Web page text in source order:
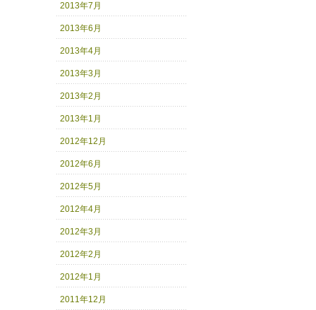
2013年7月
2013年6月
2013年4月
2013年3月
2013年2月
2013年1月
2012年12月
2012年6月
2012年5月
2012年4月
2012年3月
2012年2月
2012年1月
2011年12月